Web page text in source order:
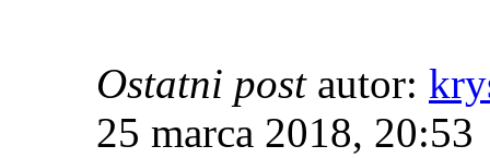
Ostatni postautor:
25 marca 2018, 20:53